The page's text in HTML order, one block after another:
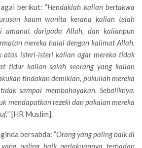
berikut: ”Hendaklah kalian bertakwa
kaum wanita kerana kalian telah
amanat daripada Allah, dan kalianpun
mereka halal dengan kalimat Allah.
atas isteri-isteri kalian agar mereka tidak
tidur kalian salah seorang yang kalian
tindakan demikian, pukullah mereka
sampai membahayakan. Sebaliknya,
mendapatkan rezeki dan pakaian mereka
” [HR Muslim].
bersabda: ”Orang yang paling baik di
paling baik perlakuannya terhadap